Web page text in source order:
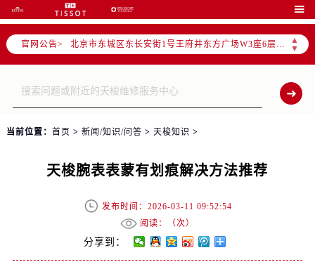

官网公告>
▲
▼
北京市朝阳区建国门外大街甲6号华熙国际中心D座11层1102室售后服务中心（需提前预约）
北京市东城区东长安街1号王府井东方广场W3座6层602室售后服务中心（需提前预约）
节假日正常营业！
当前位置： 首页 > 新闻/知识/问答 > 天梭知识 >
天梭腕表表蒙有划痕解决方法推荐
发布时间：2026-03-11 09:52:54
阅读：（次）
分享到：